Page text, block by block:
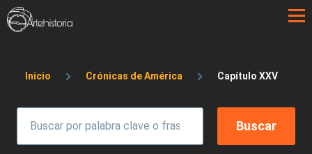
Pasar al contenido principal
Sobrescribir enlaces de ayuda a la
Inicio Crónicas de América Capítulo XXV